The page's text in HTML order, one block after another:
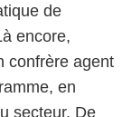
de
encore,
confrère agent
en
secteur. De